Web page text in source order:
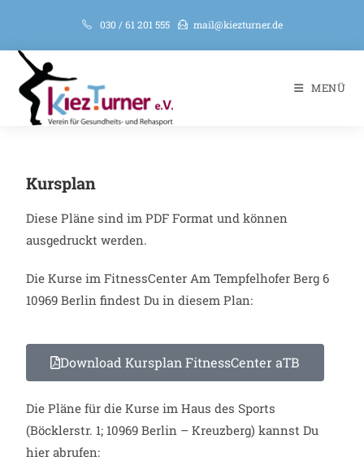
030 / 61 201 555 mail@kiezturner.de
MENÜ
Kursplan
Diese Pläne sind im PDF Format und können
ausgedruckt werden.
Die Kurse im FitnessCenter Am Tempfelhofer Berg 6
10969 Berlin findest Du in diesem Plan:
Download Kursplan FitnessCenter aTB
Die Pläne für die Kurse im Haus des Sports
(Böcklerstr. 1; 10969 Berlin – Kreuzberg) kannst Du
hier abrufen: